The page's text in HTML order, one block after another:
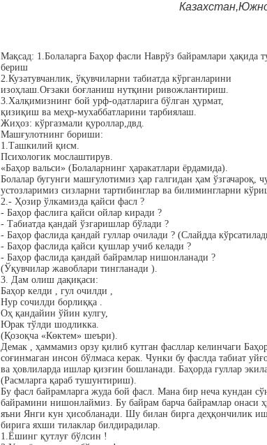
Мақсад: 1.Болаларга Баҳор фасли Наврўз байрамлари ҳақида
бериш
2.Кузатувчанлик, ўқувчиларни табиатда кўрганларини
изоҳлаш.Оғзаки боғланиш нутқини ривожлантириш.
3.Халқимизнинг бой урф-одатларига бўлган ҳурмат,
қизиқиш ва меҳр-мухаббатларини тарбиялаш.
Жиҳоз: кўргазмали қуроллар,двд.
Машғулотнинг бориши:
1.Ташкилий қисм.
Психологик мослаштирув.
«Баҳор вальси» (Болаларнинг ҳаракатлари ёрдамида).
Болалар бугунги машғулотимиз ҳар галгидан ҳам ўзгачароқ,
устозларимиз сизларни тартибинглар ва билимингларни
2.- Ҳозир ўлкамизда қайси фасл ?
- Баҳор фаслига қайси ойлар киради ?
- Табиатда қандай ўзгаришлар бўлади ?
- Баҳор фаслида қандай гуллар очилади ? (Слайдда
- Баҳор фаслида қайси қушлар учиб келади ?
- Баҳор фаслида қандай байрамлар нишонланади ?
(Ўқувчилар жавоблари тингланади ).
3. Дам олиш дақиқаси:
Баҳор келди , гул очилди ,
Нур сочилди борлиққа .
Оҳ қандайин ўйин кулгу,
Юрак тўлди шодликка.
(Қозоқча «Көктем» шеъри).
Демак , ҳаммамиз орзу қилиб кутган фасллар келинчаги
соғинмаган инсон бўлмаса керак. Чунки бу фаслда табиат
ва ҳовлиларда ишлар қизғин бошланади. Баҳорда гуллар
(Расмларга қараб тушунтириш).
Бу фасл байрамларга жуда бой фасл. Мана бир неча кундан
байрамини нишонлаймиз. Бу байрам барча байрамлар онаси
яъни Янги кун ҳисобланади. Шу билан бирга деҳқончилик
бирига яхши тилаклар билдирадилар.
1.Ёшинг қутлуғ бўлсин !